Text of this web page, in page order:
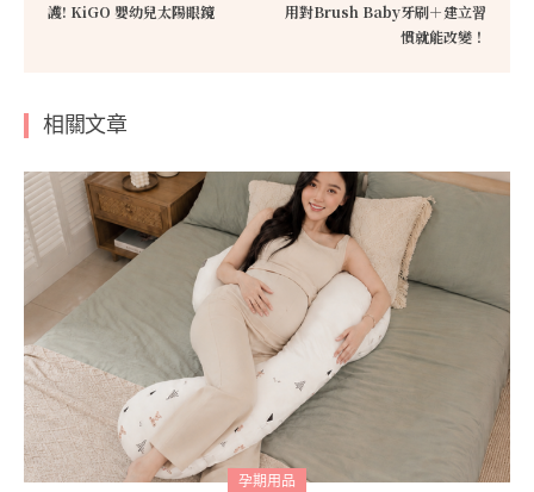
護! KiGO 嬰幼兒太陽眼鏡
用對Brush Baby牙刷＋建立習
慣就能改變！
相關文章
孕期用品